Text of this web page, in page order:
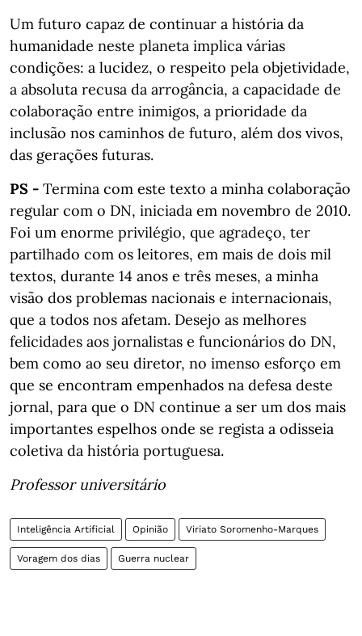
Um futuro capaz de continuar a história da
humanidade neste planeta implica várias
condições: a lucidez, o respeito pela objetividade,
a absoluta recusa da arrogância, a capacidade de
colaboração entre inimigos, a prioridade da
inclusão nos caminhos de futuro, além dos vivos,
das gerações futuras.
PS - Termina com este texto a minha colaboração
regular com o DN, iniciada em novembro de 2010.
Foi um enorme privilégio, que agradeço, ter
partilhado com os leitores, em mais de dois mil
textos, durante 14 anos e três meses, a minha
visão dos problemas nacionais e internacionais,
que a todos nos afetam. Desejo as melhores
felicidades aos jornalistas e funcionários do DN,
bem como ao seu diretor, no imenso esforço em
que se encontram empenhados na defesa deste
jornal, para que o DN continue a ser um dos mais
importantes espelhos onde se regista a odisseia
coletiva da história portuguesa.
Professor universitário
Inteligência Artificial Opinião Viriato Soromenho-Marques
Voragem dos dias Guerra nuclear